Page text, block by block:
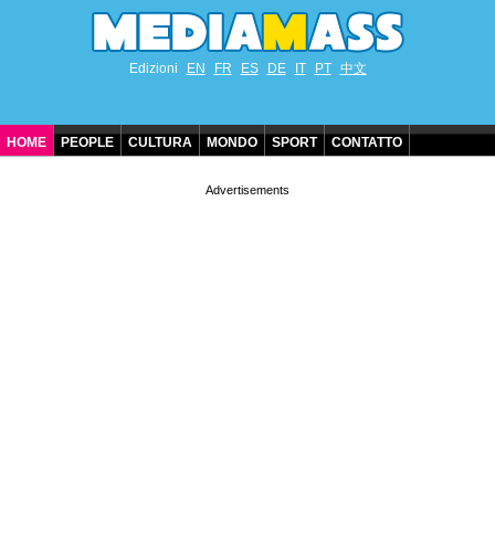
Edizioni EN FR ES DE IT PT 中文
HOME PEOPLE CULTURA MONDO SPORT CONTATTO